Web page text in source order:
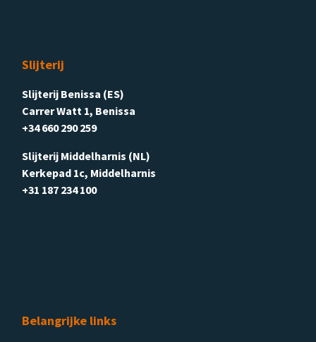
Slijterij
Slijterij Benissa (ES)
Carrer Watt 1, Benissa
+34 660 290 259
Slijterij Middelharnis (NL)
Kerkepad 1c, Middelharnis
+31 187 234 100
Belangrijke links